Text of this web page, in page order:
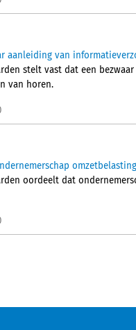
aanleiding van
stelt vast dat een
van horen.
oordeelt dat